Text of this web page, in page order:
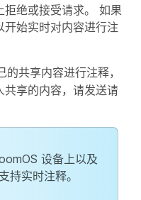
绝或接受请求。 如果
始实时对内容进行注
共享内容进行注释，
共享的内容，请发送请
设备上以及
持实时注释。